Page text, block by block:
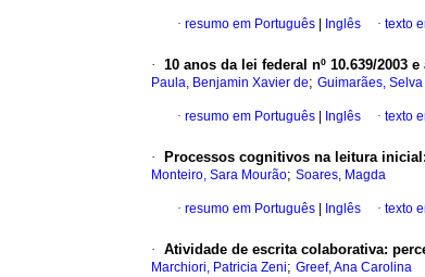
· resumo em Português Inglês · texto
· 10 anos da lei federal nº 10.639/2003
Paula, Benjamin Xavier de; Guimarães, Selva
· resumo em Português Inglês · texto
· Processos cognitivos na leitura
Monteiro, Sara Mourão; Soares, Magda
· resumo em Português Inglês · texto
· Atividade de escrita colaborativa:
Marchiori, Patricia Zeni; Greef, Ana Carolina